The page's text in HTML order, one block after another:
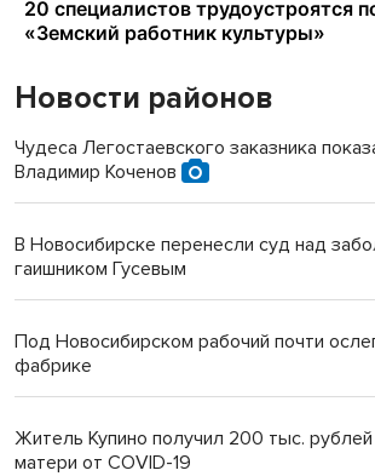
Новости районов
Чудеса Легостаевского заказника
Владимир Коченов
В Новосибирске перенесли суд над
гаишником Гусевым
Под Новосибирском рабочий почти
фабрике
Житель Купино получил 200 тыс.
матери от COVID-19